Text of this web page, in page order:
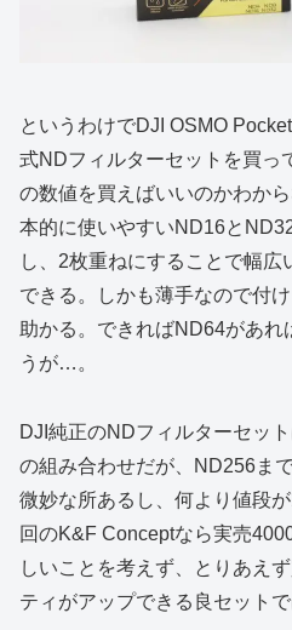
というわけでDJI OSMO
式NDフィルターセットを買っ
の数値を買えばいいのかわか
本的に使いやすいND16と
し、2枚重ねにすることで幅
できる。しかも薄手なので付
助かる。できればND64があ
うが…。
DJI純正のNDフィルターセッ
の組み合わせだが、ND256ま
微妙な所あるし、何より値段
回のK&F Conceptなら実売
しいことを考えず、とりあえ
ティがアップできる良セットで